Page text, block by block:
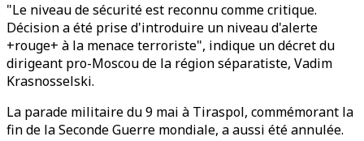
"Le niveau de sécurité est reconnu comme critique.
Décision a été prise d'introduire un niveau d'alerte
+rouge+ à la menace terroriste", indique un décret du
dirigeant pro-Moscou de la région séparatiste, Vadim
Krasnosselski.
La parade militaire du 9 mai à Tiraspol, commémorant la
fin de la Seconde Guerre mondiale, a aussi été annulée.